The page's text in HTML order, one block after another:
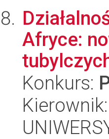
Afryce:
Konkurs: